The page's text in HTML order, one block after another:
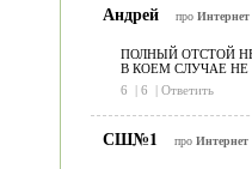
Андрей про Интернет
ПОЛНЫЙ ОТСТОЙ НЕ
В КОЕМ СЛУЧАЕ НЕ
6
| 6 | Ответить
СШ№1 про Интернет